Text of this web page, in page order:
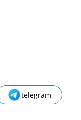
telegram